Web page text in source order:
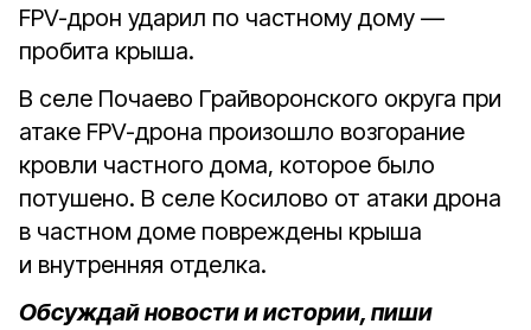
FPV-дрон ударил по частному дому —
пробита крыша.
В селе Почаево Грайворонского округа при
атаке FPV-дрона произошло возгорание
кровли частного дома, которое было
потушено. В селе Косилово от атаки дрона
в частном доме повреждены крыша
и внутренняя отделка.
Обсуждай новости и истории, пиши